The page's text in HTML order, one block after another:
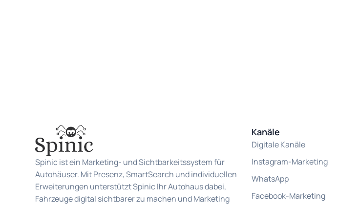
Spinic ist ein Marketing- und Sichtbarkeitssystem für
Autohäuser. Mit Presenz, SmartSearch und individuellen
Erweiterungen unterstützt Spinic Ihr Autohaus dabei,
Fahrzeuge digital sichtbarer zu machen und Marketing
Kanäle
Digitale Kanäle
Instagram-Marketing
WhatsApp
Facebook-Marketing